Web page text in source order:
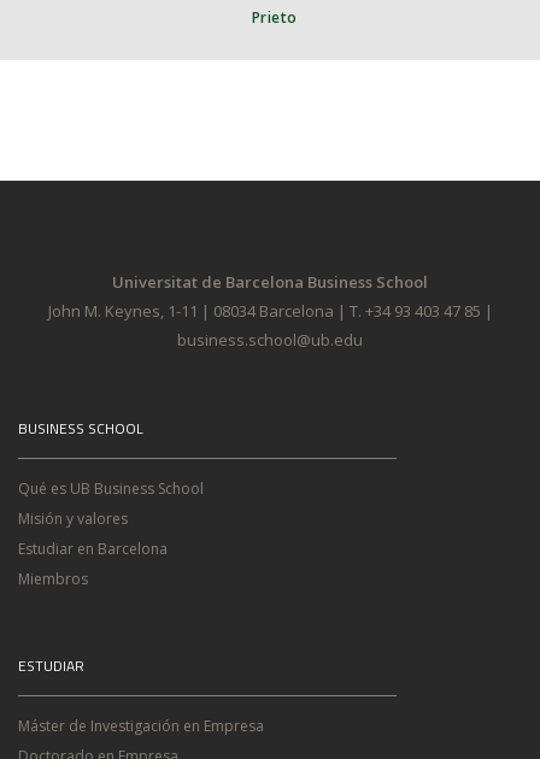
Prieto
Universitat de Barcelona Business School
John M. Keynes, 1-11 | 08034 Barcelona | T. +34 93 403 47 85 |
business.school@ub.edu
BUSINESS SCHOOL
Qué es UB Business School
Misión y valores
Estudiar en Barcelona
Miembros
ESTUDIAR
Máster de Investigación en Empresa